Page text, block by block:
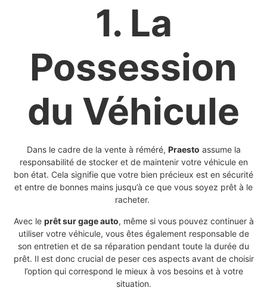
1. La
Possession
du Véhicule
Dans le cadre de la vente à réméré, Praesto assume la
responsabilité de stocker et de maintenir votre véhicule en
bon état. Cela signifie que votre bien précieux est en sécurité
et entre de bonnes mains jusqu’à ce que vous soyez prêt à le
racheter.
Avec le prêt sur gage auto, même si vous pouvez continuer à
utiliser votre véhicule, vous êtes également responsable de
son entretien et de sa réparation pendant toute la durée du
prêt. Il est donc crucial de peser ces aspects avant de choisir
l’option qui correspond le mieux à vos besoins et à votre
situation.